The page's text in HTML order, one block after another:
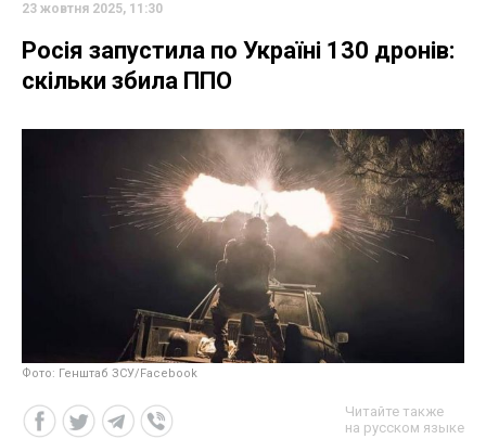
23 жовтня 2025, 11:30
Росія запустила по Україні 130 дронів:
скільки збила ППО
Фото: Генштаб ЗСУ/Facebook
Читайте также
на русском языке